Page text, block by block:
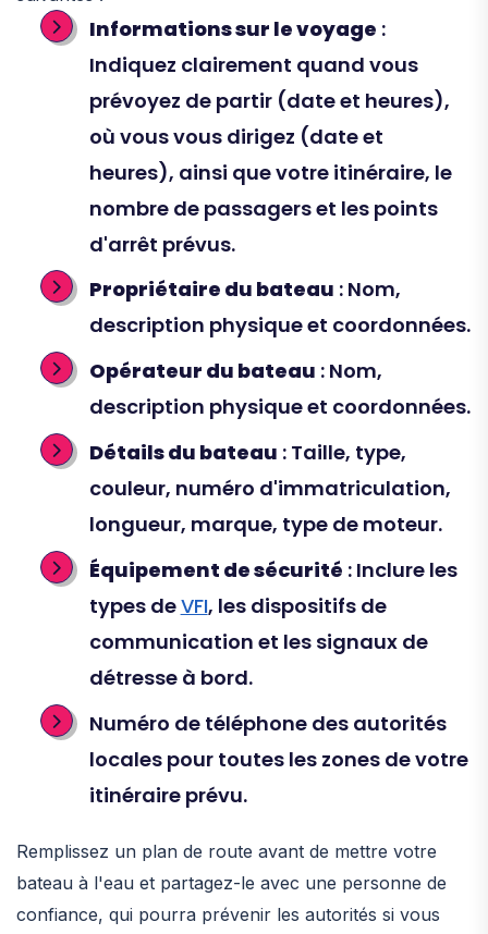
Informations sur le voyage :
Indiquez clairement quand vous
prévoyez de partir (date et heures),
où vous vous dirigez (date et
heures), ainsi que votre itinéraire, le
nombre de passagers et les points
d'arrêt prévus.
Propriétaire du bateau : Nom,
description physique et coordonnées.
Opérateur du bateau : Nom,
description physique et coordonnées.
Détails du bateau : Taille, type,
couleur, numéro d'immatriculation,
longueur, marque, type de moteur.
Équipement de sécurité : Inclure les
types deVFI, les dispositifs de
communication et les signaux de
détresse à bord.
Numéro de téléphone des autorités
locales pour toutes les zones de votre
itinéraire prévu.
Remplissez un plan de route avant de mettre votre
bateau à l'eau et partagez-le avec une personne de
confiance, qui pourra prévenir les autorités si vous